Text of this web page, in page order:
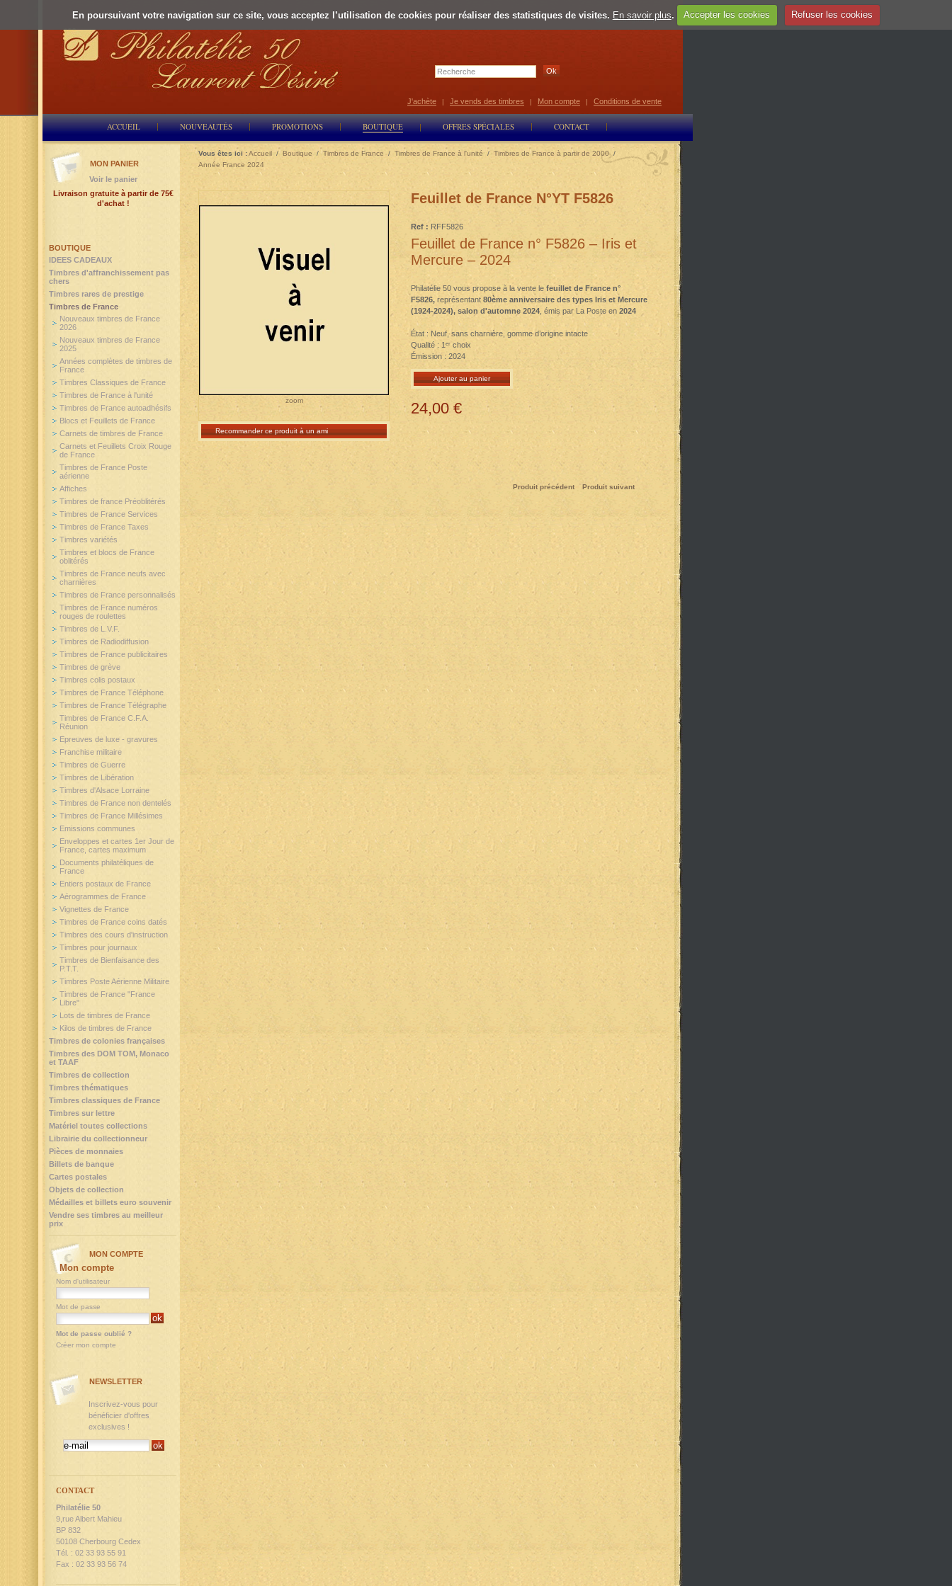
En poursuivant votre navigation sur ce site, vous acceptez l’utilisation de cookies pour réaliser des statistiques de visites. En savoir plus. Accepter les cookies Refuser les cookies
Select Language ▼
ACCUEIL NOUVEAUTÉS PROMOTIONS BOUTIQUE OFFRES SPÉCIALES CONTACT
J'achète | Je vends des timbres | Mon compte | Conditions de vente
Vous êtes ici :Accueil / Boutique /Timbres de France / Timbres de France à l'unité / Timbres de France à partir de 2000/
Année France 2024
zoom
Recommander ce produit à un ami
Feuillet de France N°YT F5826
Ref : RFF5826
Feuillet de France n° F5826 – Iris et
Mercure – 2024
Philatélie 50 vous propose à la vente le feuillet de France n°
F5826, représentant 80ème anniversaire des types Iris et Mercure
(1924-2024), salon d'automne 2024 , émis par La Poste en 2024
État : Neuf, sans charnière, gomme d’origine intacte
Qualité : 1ᵉʳ choix
Émission : 2024
Ajouter au panier
24,00 €
Produit précédent Produit suivant
BOUTIQUE
IDEES CADEAUX
Timbres d'affranchissement pas
chers
Timbres rares de prestige
Timbres de France
Nouveaux timbres de France
2026
Nouveaux timbres de France
2025
Années complètes de timbres de
France
Timbres Classiques de France
Timbres de France à l'unité
Timbres de France autoadhésifs
Blocs et Feuillets de France
Carnets de timbres de France
Carnets et Feuillets Croix Rouge
de France
Timbres de France Poste
aérienne
Affiches
Timbres de france Préoblitérés
Timbres de France Services
Timbres de France Taxes
Timbres variétés
Timbres et blocs de France
oblitérés
Timbres de France neufs avec
charnières
Timbres de France personnalisés
Timbres de France numéros
rouges de roulettes
Timbres de L.V.F.
Timbres de Radiodiffusion
Timbres de France publicitaires
Timbres de grève
Timbres colis postaux
Timbres de France Téléphone
Timbres de France Télégraphe
Timbres de France C.F.A.
Réunion
Epreuves de luxe - gravures
Franchise militaire
Timbres de Guerre
Timbres de Libération
Timbres d'Alsace Lorraine
Timbres de France non dentelés
Timbres de France Millésimes
Emissions communes
Enveloppes et cartes 1er Jour de
France, cartes maximum
Documents philatéliques de
France
Entiers postaux de France
Aérogrammes de France
Vignettes de France
Timbres de France coins datés
Timbres des cours d'instruction
Timbres pour journaux
Timbres de Bienfaisance des
P.T.T.
Timbres Poste Aérienne Militaire
Timbres de France "France
Libre"
Lots de timbres de France
Kilos de timbres de France
Timbres de colonies françaises
Timbres des DOM TOM, Monaco
et TAAF
Timbres de collection
Timbres thématiques
Timbres classiques de France
Timbres sur lettre
Matériel toutes collections
Librairie du collectionneur
Pièces de monnaies
Billets de banque
Cartes postales
Objets de collection
Médailles et billets euro souvenir
Vendre ses timbres au meilleur
prix
MON PANIER
Voir le panier
Livraison gratuite à partir de 75€
d'achat !
MON COMPTE
Mon compte
Nom d'utilisateur
Mot de passe
Mot de passe oublié ?
Créer mon compte
NEWSLETTER
Inscrivez-vous pour
bénéficier d'offres
exclusives !
CONTACT
Philatélie 50
9,rue Albert Mahieu
BP 832
50108 Cherbourg Cedex
Tél. : 02 33 93 55 91
Fax : 02 33 93 56 74